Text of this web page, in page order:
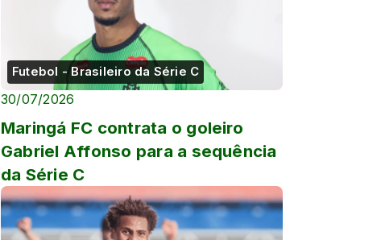
Futebol - Brasileiro da Série C
30/07/2026
Maringá FC contrata o goleiro
Gabriel Affonso para a sequência
da Série C